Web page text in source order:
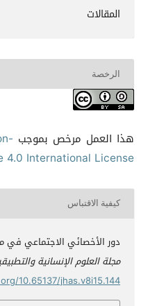
المقالات
الرخصة
هذا العمل مرخص بموجب
4.0 International License
كيفية الاقتباس
دور الأخصائي الاجتماعي في
مجلة العلوم الإنسانية
10.65137/jhas.v8i15.144